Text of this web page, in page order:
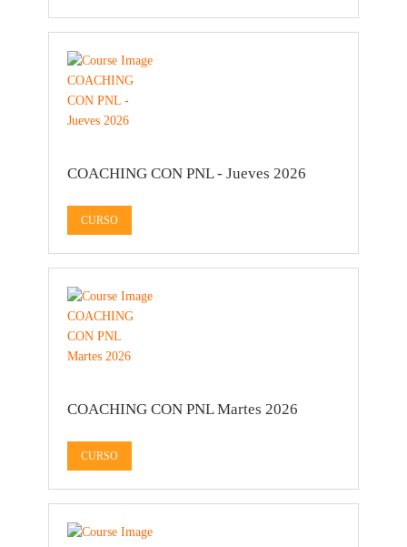
COACHING CON PNL - Jueves 2026
CURSO
COACHING CON PNL Martes 2026
CURSO